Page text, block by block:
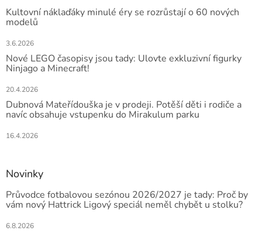
Kultovní náklaďáky minulé éry se rozrůstají o 60 nových
modelů
3.6.2026
Nové LEGO časopisy jsou tady: Ulovte exkluzivní figurky
Ninjago a Minecraft!
20.4.2026
Dubnová Mateřídouška je v prodeji. Potěší děti i rodiče a
navíc obsahuje vstupenku do Mirakulum parku
16.4.2026
Novinky
Průvodce fotbalovou sezónou 2026/2027 je tady: Proč by
vám nový Hattrick Ligový speciál neměl chybět u stolku?
6.8.2026